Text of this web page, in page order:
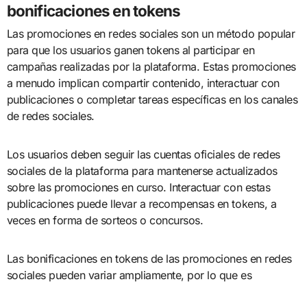
bonificaciones en tokens
Las promociones en redes sociales son un método popular
para que los usuarios ganen tokens al participar en
campañas realizadas por la plataforma. Estas promociones
a menudo implican compartir contenido, interactuar con
publicaciones o completar tareas específicas en los canales
de redes sociales.
Los usuarios deben seguir las cuentas oficiales de redes
sociales de la plataforma para mantenerse actualizados
sobre las promociones en curso. Interactuar con estas
publicaciones puede llevar a recompensas en tokens, a
veces en forma de sorteos o concursos.
Las bonificaciones en tokens de las promociones en redes
sociales pueden variar ampliamente, por lo que es